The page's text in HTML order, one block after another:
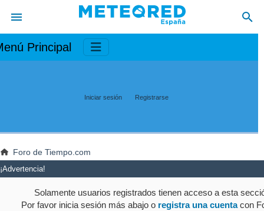
Principal
Iniciar sesión Registrarse
Foro de Tiempo.com
¡Advertencia!
Solamente usuarios registrados tienen acceso a esta
Por favor inicia sesión más abajo o registra una cuentacon